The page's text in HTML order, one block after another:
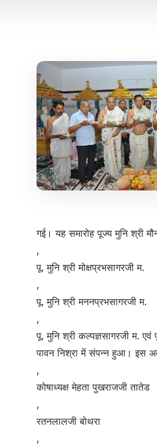
गई। यह समारोह पूज्य मुनि श्री
,
पू. मुनि श्री मोक्षप्रभसागरजी म.
,
पू. मुनि श्री मननप्रभसागरजी म.
,
पू. मुनि श्री कल्पज्ञसागरजी म. एवं
पावन निश्रा में संपन्न हुआ। इस
,
कोषाध्यक्ष मेहता पुखराजजी तातेड
,
रतनलालजी बोथरा
,